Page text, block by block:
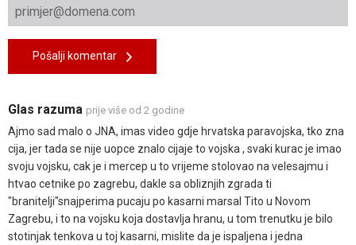
Pošalji komentar
Glas razuma prije više od 2 godine
Ajmo sad malo o JNA, imas video gdje hrvatska paravojska, tko zna
cija, jer tada se nije uopce znalo cijaje to vojska , svaki kurac je imao
svoju vojsku, cak je i mercep u to vrijeme stolovao na velesajmu i
htvao cetnike po zagrebu, dakle sa obliznjih zgrada ti
"branitelji"snajperima pucaju po kasarni marsal Tito u Novom
Zagrebu, i to na vojsku koja dostavlja hranu, u tom trenutku je bilo
stotinjak tenkova u toj kasarni, mislite da je ispaljena i jedna